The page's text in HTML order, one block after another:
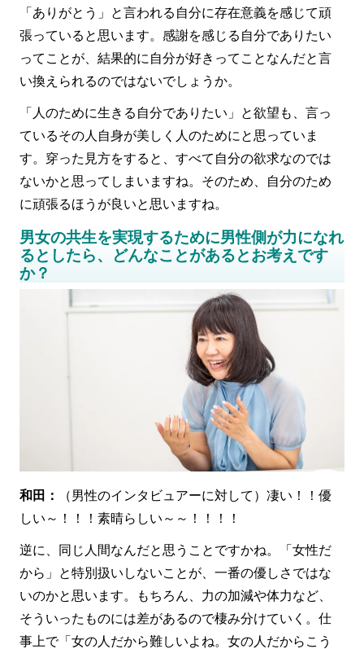
「ありがとう」と言われる自分に存在意義を感じて頑
張っていると思います。感謝を感じる自分でありたい
ってことが、結果的に自分が好きってことなんだと言
い換えられるのではないでしょうか。
「人のために生きる自分でありたい」と欲望も、言っ
ているその人自身が美しく人のためにと思っていま
す。穿った見方をすると、すべて自分の欲求なのでは
ないかと思ってしまいますね。そのため、自分のため
に頑張るほうが良いと思いますね。
男女の共生を実現するために男性側が力になれ
るとしたら、どんなことがあるとお考えです
か？
和田：
（男性のインタビュアーに対して）凄い！！優
しい～！！！素晴らしい～～！！！！
逆に、同じ人間なんだと思うことですかね。「女性だ
から」と特別扱いしないことが、一番の優しさではな
いのかと思います。もちろん、力の加減や体力など、
そういったものには差があるので棲み分けていく。仕
事上で「女の人だから難しいよね。女の人だからこう